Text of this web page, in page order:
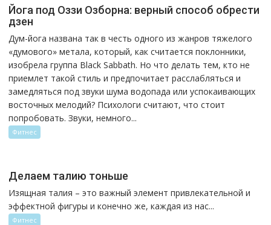
Йога под Оззи Озборна: верный способ обрести
дзен
Дум-йога названа так в честь одного из жанров тяжелого
«думового» метала, который, как считается поклонники,
изобрела группа Black Sabbath. Но что делать тем, кто не
приемлет такой стиль и предпочитает расслабляться и
замедляться под звуки шума водопада или успокаивающих
восточных мелодий? Психологи считают, что стоит
попробовать. Звуки, немного...
Фитнес
Делаем талию тоньше
Изящная талия – это важный элемент привлекательной и
эффектной фигуры и конечно же, каждая из нас...
Фитнес